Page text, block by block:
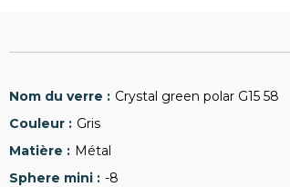
Crystal green polar G15 58
Gris
Métal
-8